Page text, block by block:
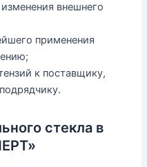
внешнего
применения
к поставщику,
стекла в